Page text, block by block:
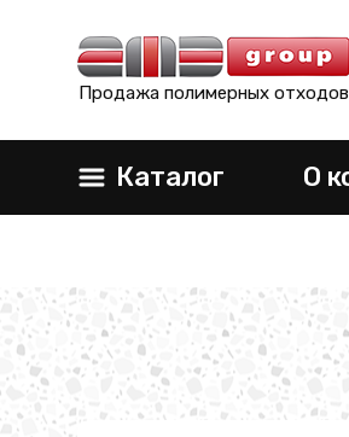
Продажа полимерных отходов
Каталог О